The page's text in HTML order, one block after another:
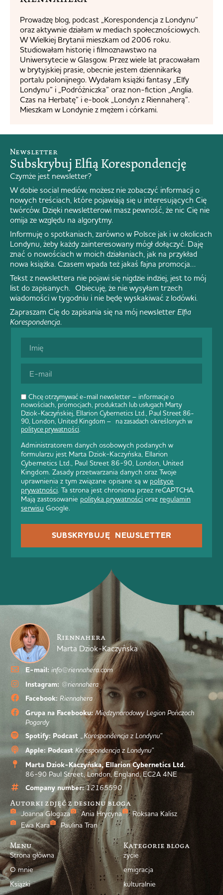
Prowadzę blog, podcast „Korespondencja z Londynu”
oraz aktywnie działam w mediach społecznościowych.
W Wielkiej Brytanii mieszkam od 2006 roku.
Studiowałam historię i filmoznawstwo na
Uniwersytecie w Glasgow. Przez wiele lat pracowałam
w brytyjskiej prasie, obecnie jestem dziennikarką
portalu polonijnego. Wydałam książki fantasy „Elfy
Londynu” i „Podróżniczka” oraz non-fiction „Anglia.
Czas na Herbatę” i e-book „Londyn z Riennaherą”.
Mieszkam w Londynie z mężem i córkami.
Chcę otrzymywać e-mail newsletter – informacje o
nowościach, promocjach, produktach lub usługach Marty
Dziok-Kaczyńskiej, Ellarion Cybernetics Ltd., Paul Street 86-
90, London, United Kingdom – na zasadach określonych w
polityce prywatności.
Administratorem danych osobowych podanych w
formularzu jest Marta Dziok-Kaczyńska, Ellarion
Cybernetics Ltd., Paul Street 86-90, London, United
Kingdom. Zasady przetwarzania danych oraz Twoje
uprawnienia z tym związane opisane są w polityce
prywatności. Ta strona jest chroniona przez reCAPTCHA.
Mają zastosowanie polityka prywatności oraz regulamin
serwisu Google.
SUBSKRYBUJĘ NEWSLETTER
Newsletter
Subskrybuj Elfią Korespondencję
Czymże jest newsletter?
W dobie social mediów, możesz nie zobaczyć informacji o
nowych treściach, które pojawiają się u interesujących Cię
twórców. Dzięki newsletterowi masz pewność, że nic Cię nie
omija ze względu na algorytmy.
Informuję o spotkaniach, zarówno w Polsce jak i w okolicach
Londynu, żeby każdy zainteresowany mógł dołączyć. Daję
znać o nowościach w moich działaniach, jak na przykład
nowa książka. Czasem wpada też jakaś fajna promocja…
Tekst z newslettera nie pojawi się nigdzie indziej, jest to mój
list do zapisanych. Obiecuję, że nie wysyłam trzech
wiadomości w tygodniu i nie będę wyskakiwać z lodówki.
Zapraszam Cię do zapisania się na mój newsletter Elfia
Korespondencja.
Riennahera
Marta Dziok-Kaczyńska
E-mail: info@riennahera.com
Instagram: @riennahera
Facebook: Riennahera
Grupa na Facebooku: Międzynarodowy Legion Pończoch
Pogardy
Spotify: Podcast „Korespondencja z Londynu”
Apple: Podcast Korespondencja z Londynu”
Marta Dziok-Kaczyńska, Ellarion Cybernetics Ltd.
86-90 Paul Street, London, England, EC2A 4NE
Company number: 12165590
Autorki zdjęć z designu bloga
Joanna Glogaza Ania Hrycyna
Roksana Kalisz
Ewa Kara
Paulina Tran
Menu
Strona główna
O mnie
Książki
Kategorie bloga
życie
emigracja
kulturalnie